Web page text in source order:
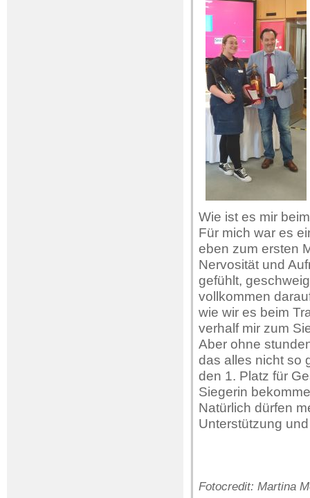
Wie ist es mir
Für mich war es
eben zum ersten
Nervosität und
gefühlt,
vollkommen
wie wir es beim
verhalf mir zum
Aber ohne
das alles nicht so
den 1. Platz für
Siegerin
Natürlich dürfen
Unterstützung
Fotocredit: Martina